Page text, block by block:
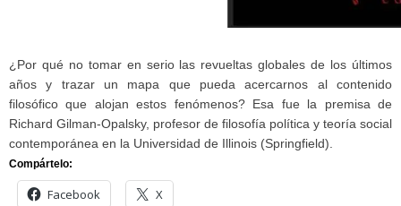
¿Por qué no tomar en serio las revueltas globales de los últimos
años y trazar un mapa que pueda acercarnos al contenido
filosófico que alojan estos fenómenos? Esa fue la premisa de
Richard Gilman-Opalsky, profesor de filosofía política y teoría social
contemporánea en la Universidad de Illinois (Springfield).
Compártelo:
Facebook X